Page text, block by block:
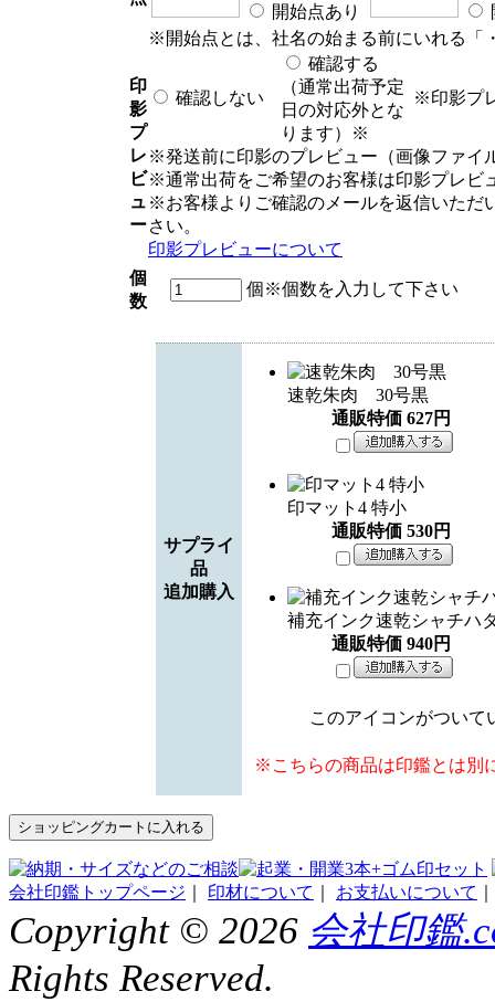
開始点あり
※開始点とは、社名の始まる前にいれる「
印
影
プ
レ
ビ
ュ
ー
確認しない
確認する
（通常出荷予定
日の対応外とな
ります）※
※印影プ
※発送前に印影のプレビュー（画像ファイ
※通常出荷をご希望のお客様は印影プレビ
※お客様よりご確認のメールを返信いただ
さい。
印影プレビューについて
個
数
個※個数を入力して下さい
サプライ
品
追加購入
速乾朱肉 30号黒
通販特価 627円
印マット4 特小
通販特価 530円
補充インク速乾シャチハ
通販特価 940円
このアイコンがついて
※こちらの商品は印鑑とは別
会社印鑑トップページ 印材について お支払いについて
Copyright © 2026 会社印鑑
Rights Reserved.